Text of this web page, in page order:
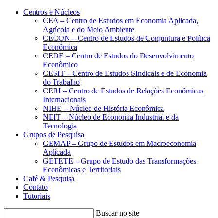
Conteúdo principal Menu principal
Centros e Núcleos
CEA – Centro de Estudos em Economia Aplicada,
Agrícola e do Meio Ambiente
CECON – Centro de Estudos de Conjuntura e Política
Econômica
CEDE – Centro de Estudos do Desenvolvimento
Econômico
CESIT – Centro de Estudos SIndicais e de Economia
do Trabalho
CERI – Centro de Estudos de Relações Econômicas
Internacionais
NIHE – Núcleo de História Econômica
NEIT – Núcleo de Economia Industrial e da
Tecnologia
Grupos de Pesquisa
GEMAP – Grupo de Estudos em Macroeconomia
Aplicada
GETETE – Grupo de Estudo das Transformações
Econômicas e Territoriais
Café & Pesquisa
Contato
Tutoriais
Buscar no site